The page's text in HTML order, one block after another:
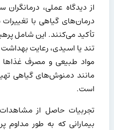
از دیدگاه عملی،
درمان‌های گیاهی با
تأکید می‌کنند. این شامل
تند یا اسیدی، رعایت بهداشت
مواد طبیعی و مصرف
مانند دمنوش‌های گیاهی
است.
تجربیات حاصل از
بیمارانی که به طور مداوم